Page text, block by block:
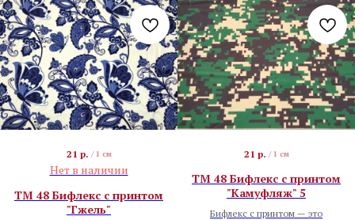
21 р. / 1 см
Нет в наличии
TM 48 Бифлекс с принтом
"Гжель"
21 р. / 1 см
TM 48 Бифлекс с принтом
"Камуфляж" 5
Бифлекс с принтом — это